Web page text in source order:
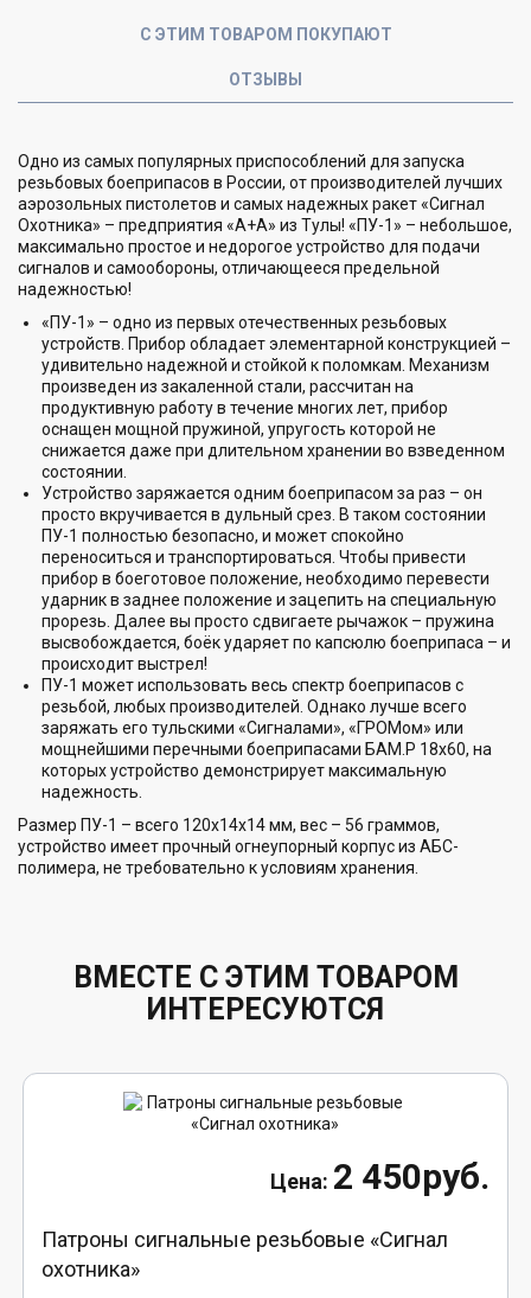
С ЭТИМ ТОВАРОМ ПОКУПАЮТ
ОТЗЫВЫ
Одно из самых популярных приспособлений для запуска
резьбовых боеприпасов в России, от производителей лучших
аэрозольных пистолетов и самых надежных ракет «Сигнал
Охотника» – предприятия «А+А» из Тулы! «ПУ-1» – небольшое,
максимально простое и недорогое устройство для подачи
сигналов и самообороны, отличающееся предельной
надежностью!
«ПУ-1» – одно из первых отечественных резьбовых
устройств. Прибор обладает элементарной конструкцией –
удивительно надежной и стойкой к поломкам. Механизм
произведен из закаленной стали, рассчитан на
продуктивную работу в течение многих лет, прибор
оснащен мощной пружиной, упругость которой не
снижается даже при длительном хранении во взведенном
состоянии.
Устройство заряжается одним боеприпасом за раз – он
просто вкручивается в дульный срез. В таком состоянии
ПУ-1 полностью безопасно, и может спокойно
переноситься и транспортироваться. Чтобы привести
прибор в боеготовое положение, необходимо перевести
ударник в заднее положение и зацепить на специальную
прорезь. Далее вы просто сдвигаете рычажок – пружина
высвобождается, боёк ударяет по капсюлю боеприпаса – и
происходит выстрел!
ПУ-1 может использовать весь спектр боеприпасов с
резьбой, любых производителей. Однако лучше всего
заряжать его тульскими «Сигналами», «ГРОМом» или
мощнейшими перечными боеприпасами БАМ.Р 18х60, на
которых устройство демонстрирует максимальную
надежность.
Размер ПУ-1 – всего 120х14х14 мм, вес – 56 граммов,
устройство имеет прочный огнеупорный корпус из АБС-
полимера, не требовательно к условиям хранения.
ВМЕСТЕ С ЭТИМ ТОВАРОМ
ИНТЕРЕСУЮТСЯ
2 450руб.
Патроны сигнальные резьбовые «Сигнал
охотника»